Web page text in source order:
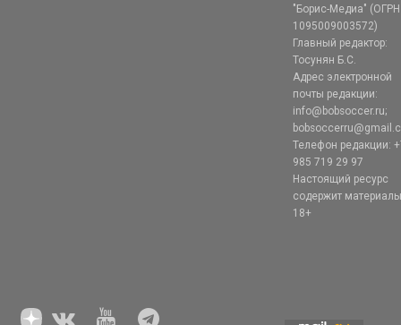
"Борис-Медиа" (ОГРН
1095009003572)
Главный редактор:
Тосунян Б.С.
Адрес электронной
почты редакции:
info@bobsoccer.ru;
Телефон редакции:
985 719 29 97
Настоящий ресурс
содержит
18+